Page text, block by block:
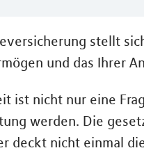
stellt
und das Ihrer
ist nicht nur eine
werden. Die
deckt nicht einmal